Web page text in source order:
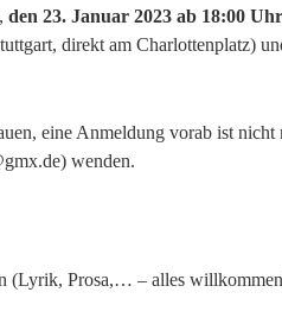
den 23. Januar 2023 ab 18:00
direkt am Charlottenplatz)
eine Anmeldung vorab ist
wenden.
(Lyrik, Prosa,… – alles